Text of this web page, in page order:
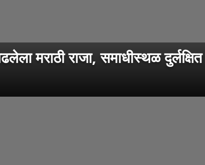
मराठी राजा, समाधीस्थळ दुर्लक्षित